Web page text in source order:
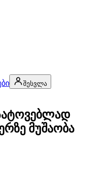
შესვლა
მუშაობა